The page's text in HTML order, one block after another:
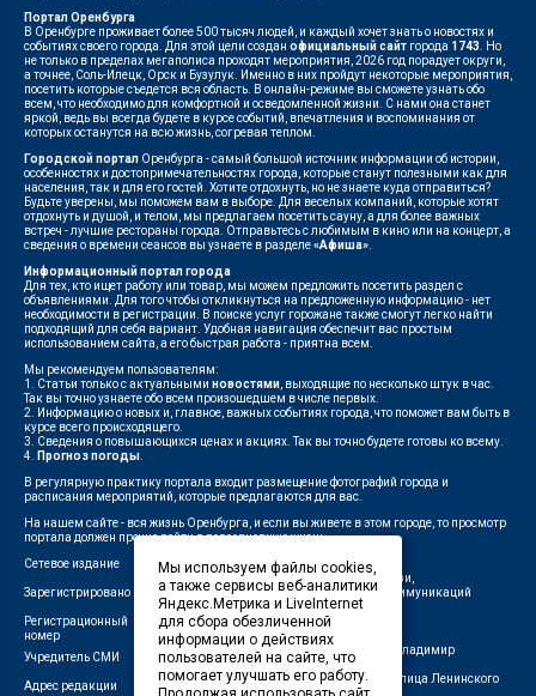
Портал Оренбурга
В Оренбурге проживает более 500 тысяч людей, и каждый хочет знать о новостях и
событиях своего города. Для этой цели создан официальный сайт города 1743. Но
не только в пределах мегаполиса проходят мероприятия, 2026 год порадует округи,
а точнее, Соль-Илецк, Орск и Бузулук. Именно в них пройдут некоторые мероприятия,
посетить которые съедется вся область. В онлайн-режиме вы сможете узнать обо
всем, что необходимо для комфортной и осведомленной жизни. С нами она станет
яркой, ведь вы всегда будете в курсе событий, впечатления и воспоминания от
которых останутся на всю жизнь, согревая теплом.
Городской портал Оренбурга - самый большой источник информации об истории,
особенностях и достопримечательностях города, которые станут полезными как для
населения, так и для его гостей. Хотите отдохнуть, но не знаете куда отправиться?
Будьте уверены, мы поможем вам в выборе. Для веселых компаний, которые хотят
отдохнуть и душой, и телом, мы предлагаем посетить сауну, а для более важных
встреч - лучшие рестораны города. Отправьтесь с любимым в кино или на концерт, а
сведения о времени сеансов вы узнаете в разделе«Афиша».
Информационный портал города
Для тех, кто ищет работу или товар, мы можем предложить посетить раздел с
объявлениями. Для того чтобы откликнуться на предложенную информацию - нет
необходимости в регистрации. В поиске услуг горожане также смогут легко найти
подходящий для себя вариант. Удобная навигация обеспечит вас простым
использованием сайта, а его быстрая работа - приятна всем.
Мы рекомендуем пользователям:
1. Статьи только с актуальными новостями, выходящие по несколько штук в час.
Так вы точно узнаете обо всем произошедшем в числе первых.
2. Информацию о новых и, главное, важных событиях города, что поможет вам быть в
курсе всего происходящего.
3. Сведения о повышающихся ценах и акциях. Так вы точно будете готовы ко всему.
4. Прогноз погоды.
В регулярную практику портала входит размещение фотографий города и
расписания мероприятий, которые предлагаются для вас.
На нашем сайте - вся жизнь Оренбурга, и если вы живете в этом городе, то просмотр
портала должен прочно войти в повседневную жизнь.
Сетевое издание
"1743"
Зарегистрировано
Федеральной службой по надзору в сфере связи,
информационных технологий и массовых коммуникаций
(Роскомнадзор)
Регистрационный
номер
ЭЛ № ФС 77-75960 от 19.06.2019 г.
Учредитель СМИ
Индивидуальный предприниматель Савин Владимир
Валерьевич
Адрес редакции
462411, Оренбургская область, город Орск, улица Ленинского
Мы используем файлы cookies,
а также сервисы веб-аналитики
Яндекс.Метрика и LiveInternet
для сбора обезличенной
информации о действиях
пользователей на сайте, что
помогает улучшать его работу.